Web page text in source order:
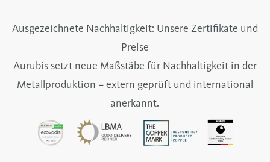
Ausgezeichnete Nachhaltigkeit: Unsere Zertifikate und
Preise
Aurubis setzt neue Maßstäbe für Nachhaltigkeit in der
Metallproduktion – extern geprüft und international
anerkannt.